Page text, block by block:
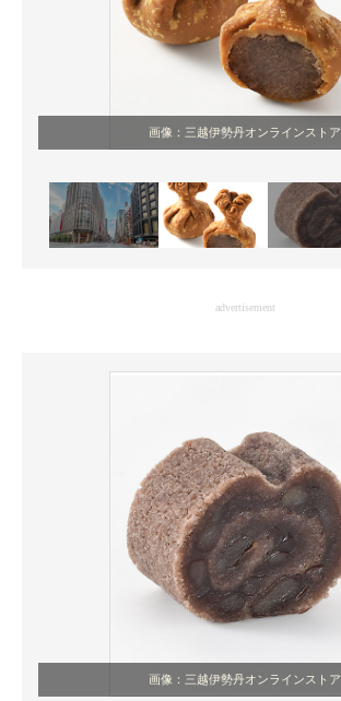
エネルギーの専門メディア
建設×テクノロジーの最前線
画像：三越伊勢丹オンラインストア
advertisement
画像：三越伊勢丹オンラインストア